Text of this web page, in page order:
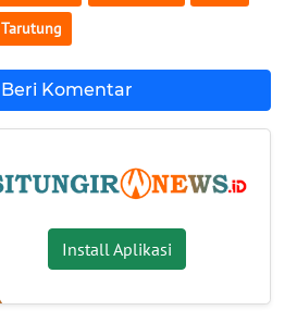
Tarutung
Beri Komentar
Install Aplikasi